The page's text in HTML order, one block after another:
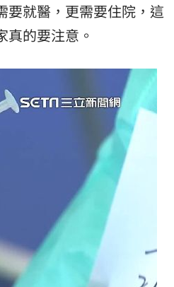
要就醫，更需要住院，這
的要注意。